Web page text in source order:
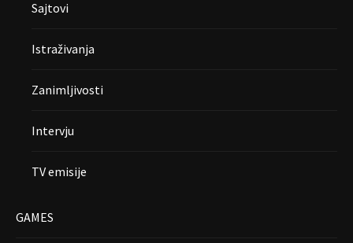
Sajtovi
Istraživanja
Zanimljivosti
Intervju
TV emisije
GAMES